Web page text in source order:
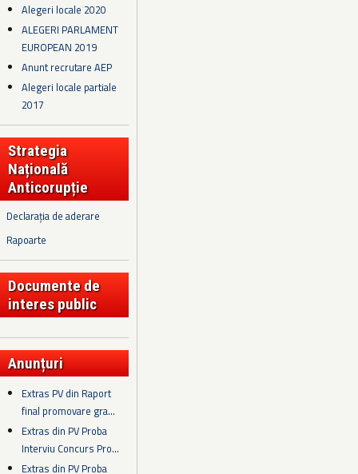
Alegeri locale 2020
ALEGERI PARLAMENT
EUROPEAN 2019
Anunt recrutare AEP
Alegeri locale partiale
2017
Strategia
Națională
Anticorupție
Declarația de aderare
Rapoarte
Documente de
interes public
Anunțuri
Extras PV din Raport
final promovare gra...
Extras din PV Proba
Interviu Concurs Pro...
Extras din PV Proba